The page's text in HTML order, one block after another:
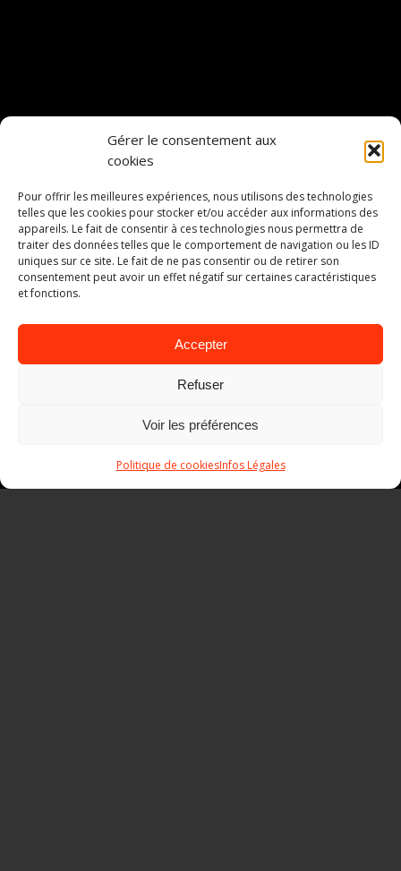
Gérer le consentement aux
cookies
Pour offrir les meilleures expériences, nous utilisons des technologies
telles que les cookies pour stocker et/ou accéder aux informations des
appareils. Le fait de consentir à ces technologies nous permettra de
traiter des données telles que le comportement de navigation ou les ID
uniques sur ce site. Le fait de ne pas consentir ou de retirer son
consentement peut avoir un effet négatif sur certaines caractéristiques
et fonctions.
Accepter
Refuser
Voir les préférences
Politique de cookiesInfos Légales